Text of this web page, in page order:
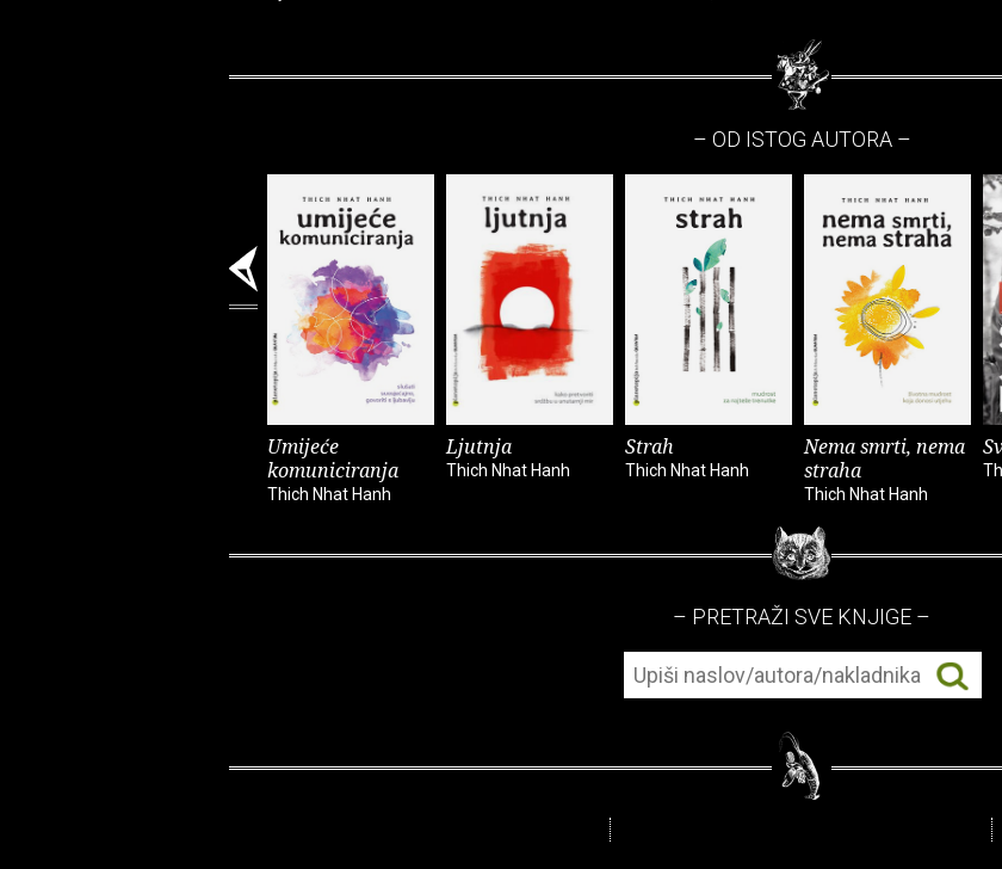
– OD ISTOG AUTORA –
Umijeće
komuniciranja
Thich Nhat Hanh
Ljutnja
Thich Nhat Hanh
Strah
Thich Nhat Hanh
Nema smrti, nema
straha
Thich Nhat Hanh
– PRETRAŽI SVE KNJIGE –